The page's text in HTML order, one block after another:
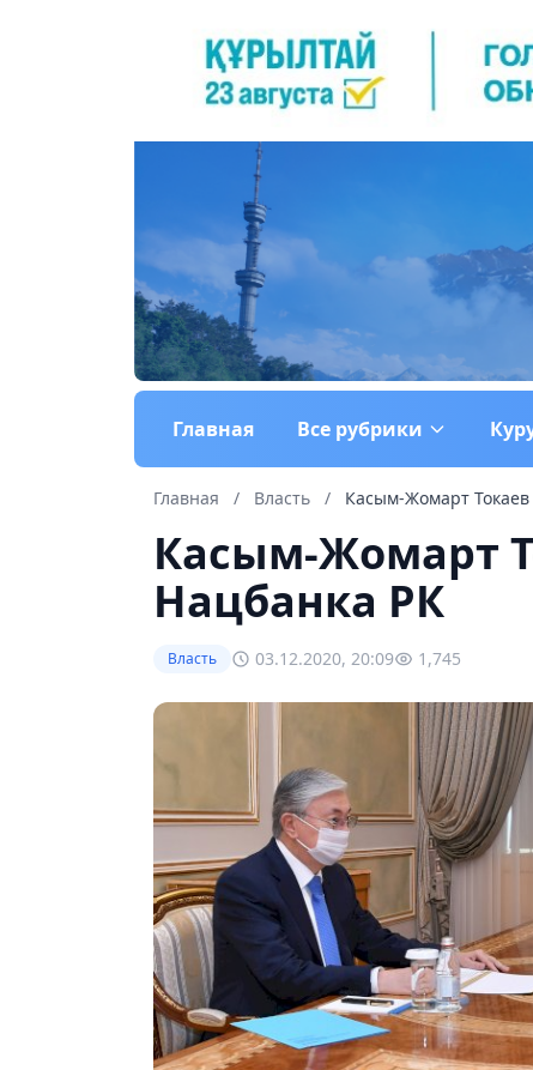
Главная Все рубрики
Главная / Власть / Касым-Жомарт
Касым-Жомарт
Нацбанка РК
Власть 03.12.2020, 20:09 1,745